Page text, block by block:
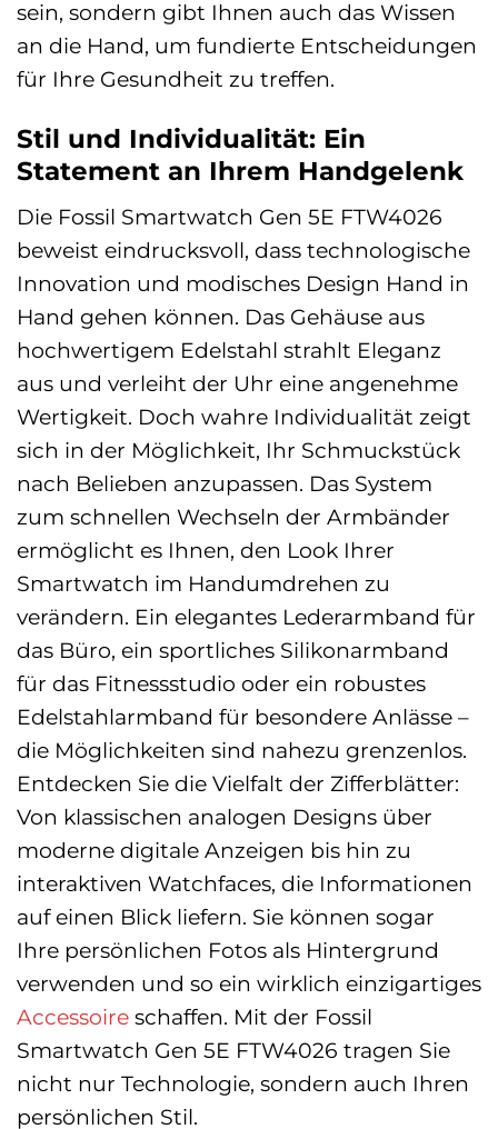
sein, sondern gibt Ihnen auch das Wissen
an die Hand, um fundierte Entscheidungen
für Ihre Gesundheit zu treffen.
Stil und Individualität: Ein
Statement an Ihrem Handgelenk
Die Fossil Smartwatch Gen 5E FTW4026
beweist eindrucksvoll, dass technologische
Innovation und modisches Design Hand in
Hand gehen können. Das Gehäuse aus
hochwertigem Edelstahl strahlt Eleganz
aus und verleiht der Uhr eine angenehme
Wertigkeit. Doch wahre Individualität zeigt
sich in der Möglichkeit, Ihr Schmuckstück
nach Belieben anzupassen. Das System
zum schnellen Wechseln der Armbänder
ermöglicht es Ihnen, den Look Ihrer
Smartwatch im Handumdrehen zu
verändern. Ein elegantes Lederarmband für
das Büro, ein sportliches Silikonarmband
für das Fitnessstudio oder ein robustes
Edelstahlarmband für besondere Anlässe –
die Möglichkeiten sind nahezu grenzenlos.
Entdecken Sie die Vielfalt der Zifferblätter:
Von klassischen analogen Designs über
moderne digitale Anzeigen bis hin zu
interaktiven Watchfaces, die Informationen
auf einen Blick liefern. Sie können sogar
Ihre persönlichen Fotos als Hintergrund
verwenden und so ein wirklich einzigartiges
Accessoire schaffen. Mit der Fossil
Smartwatch Gen 5E FTW4026 tragen Sie
nicht nur Technologie, sondern auch Ihren
persönlichen Stil.